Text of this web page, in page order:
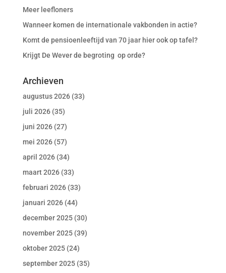
Meer leefloners
Wanneer komen de internationale vakbonden in actie?
Komt de pensioenleeftijd van 70 jaar hier ook op tafel?
Krijgt De Wever de begroting op orde?
Archieven
augustus 2026(33)
juli 2026(35)
juni 2026(27)
mei 2026(57)
april 2026(34)
maart 2026(33)
februari 2026(33)
januari 2026(44)
december 2025(30)
november 2025(39)
oktober 2025(24)
september 2025(35)